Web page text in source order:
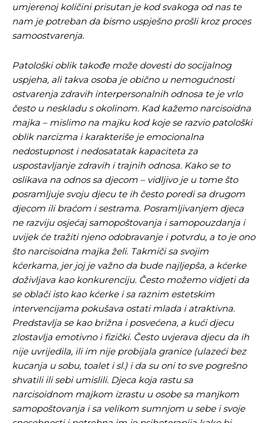
Pusti priču da živi!
Ovim putem želimo da vam se zahvalimo što ste
odlučili da pustite Vašu priču da živi, Redakcija
Objavi.ba
Pusti priču da živi!
Ovim putem želimo da vam se zahvalimo što ste
odlučili da pustite Vašu priču da živi, Redakcija
Objavi.ba
umjerenoj količini prisutan je kod svakoga od nas te
nam je potreban da bismo uspješno prošli kroz proces
samoostvarenja.
Patološki oblik takođe može dovesti do socijalnog
uspjeha, ali takva osoba je obično u nemogućnosti
ostvarenja zdravih interpersonalnih odnosa te je vrlo
često u neskladu s okolinom. Kad kažemo narcisoidna
majka – mislimo na majku kod koje se razvio patološki
oblik narcizma i karakteriše je emocionalna
nedostupnost i nedosatatak kapaciteta za
uspostavljanje zdravih i trajnih odnosa. Kako se to
oslikava na odnos sa djecom – vidljivo je u tome što
posramljuje svoju djecu te ih često poredi sa drugom
djecom ili braćom i sestrama. Posramljivanjem djeca
ne razviju osjećaj samopoštovanja i samopouzdanja i
uvijek će tražiti njeno odobravanje i potvrdu, a to je ono
što narcisoidna majka želi. Takmiči sa svojim
kćerkama, jer joj je važno da bude najljepša, a kćerke
doživljava kao konkurenciju. Često možemo vidjeti da
se oblači isto kao kćerke i sa raznim estetskim
intervencijama pokušava ostati mlada i atraktivna.
Predstavlja se kao brižna i posvećena, a kući djecu
zlostavlja emotivno i fizički. Često uvjerava djecu da ih
nije uvrijedila, ili im nije probijala granice (ulazeći bez
kucanja u sobu, toalet i sl.) i da su oni to sve pogrešno
shvatili ili sebi umislili. Djeca koja rastu sa
narcisoidnom majkom izrastu u osobe sa manjkom
samopoštovanja i sa velikom sumnjom u sebe i svoje